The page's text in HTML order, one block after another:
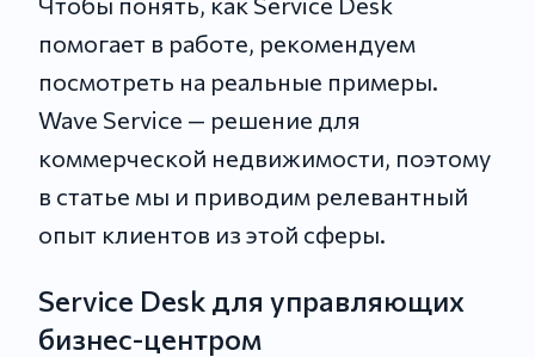
помогает в работе, рекомендуем
посмотреть на реальные примеры.
Wave Service — решение для
коммерческой недвижимости, поэтому
в статье мы и приводим релевантный
опыт клиентов из этой сферы.
Service Desk для управляющих
бизнес-центром